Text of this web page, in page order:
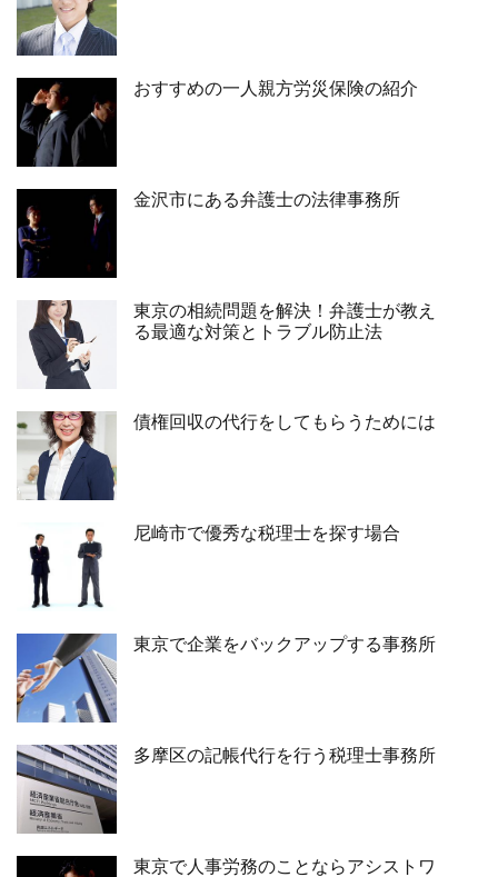
おすすめの一人親方労災保険の紹介
金沢市にある弁護士の法律事務所
東京の相続問題を解決！弁護士が教え
る最適な対策とトラブル防止法
債権回収の代行をしてもらうためには
尼崎市で優秀な税理士を探す場合
東京で企業をバックアップする事務所
多摩区の記帳代行を行う税理士事務所
東京で人事労務のことならアシストワ